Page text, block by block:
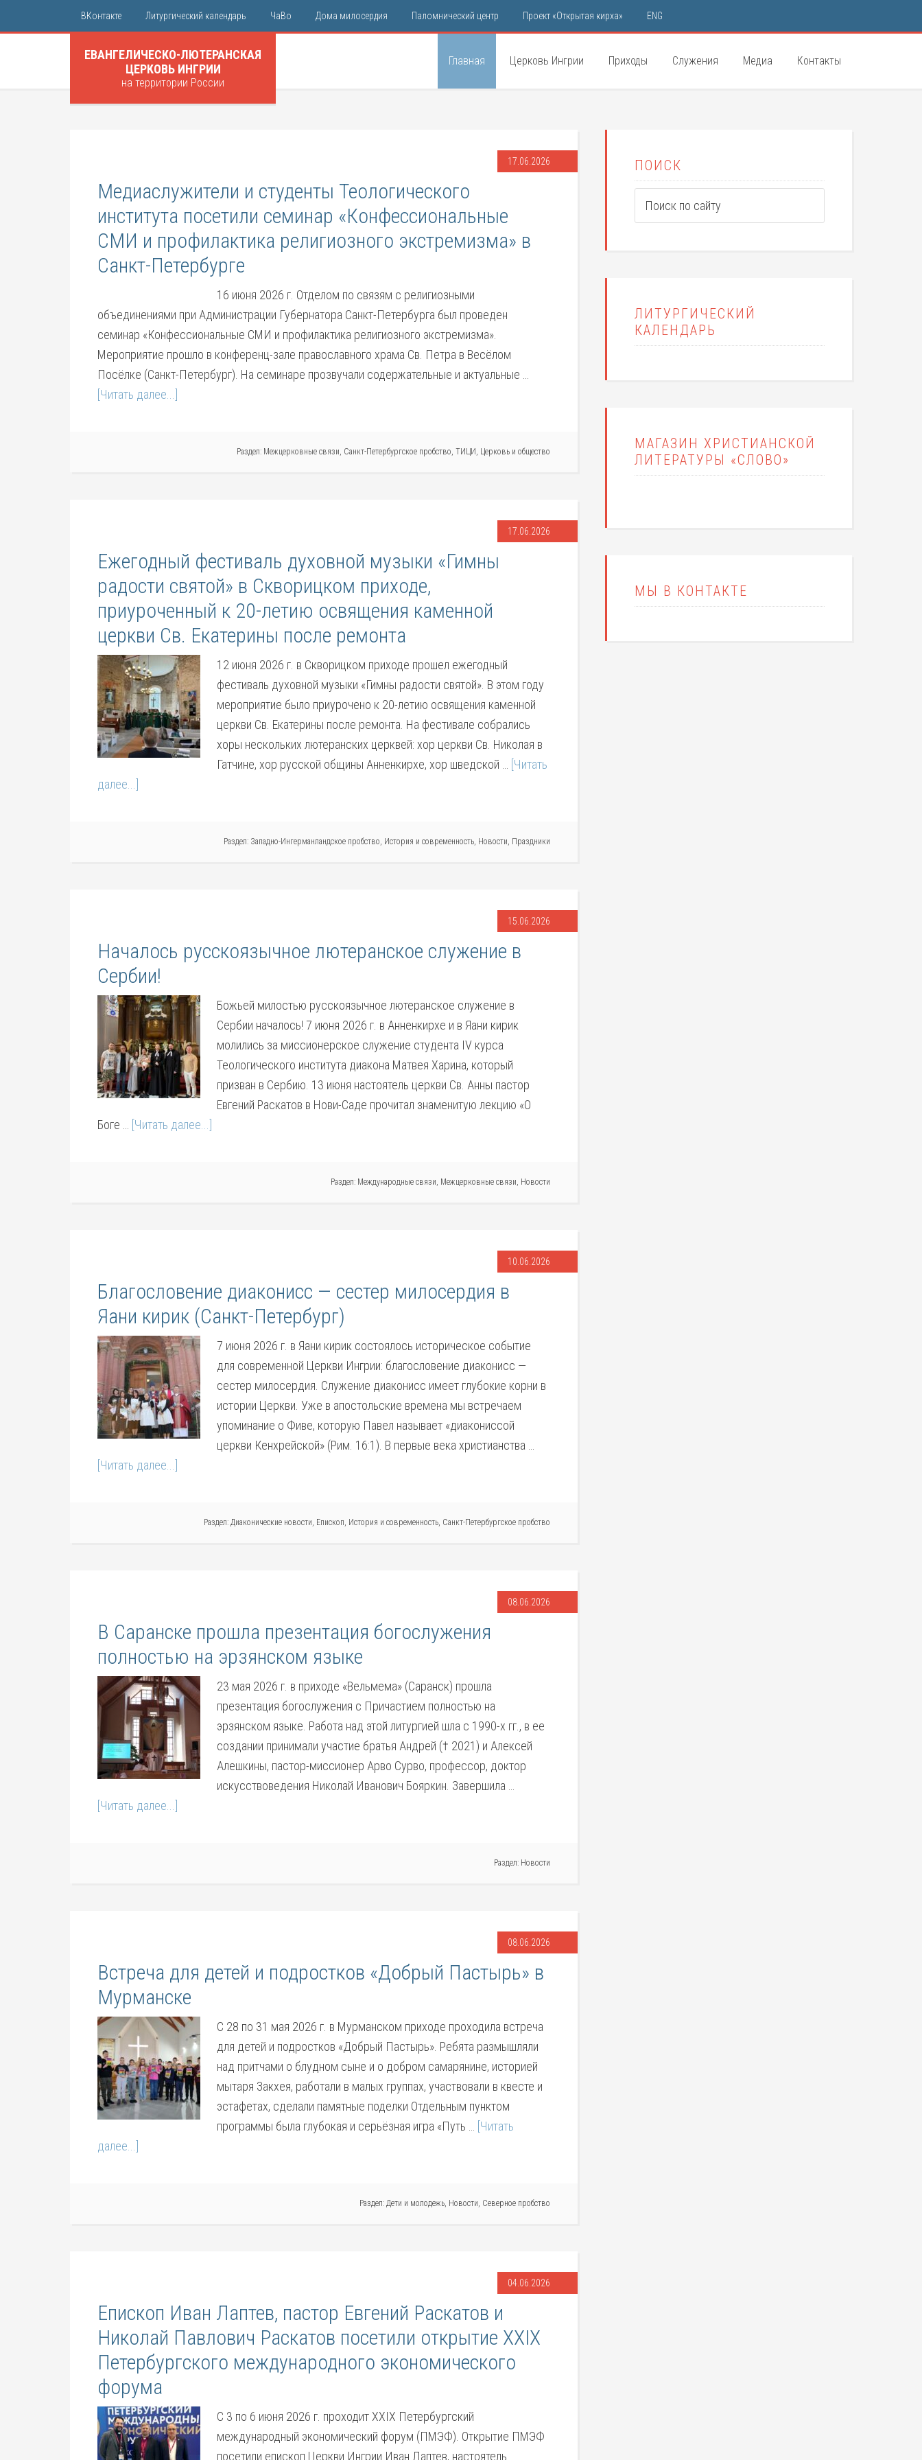
ВКонтакте Литургический календарь ЧаВо Дома милосердия Паломнический центр Проект «Открытая кирха» ENG
ЕВАНГЕЛИЧЕСКО-ЛЮТЕРАНСКАЯ
ЦЕРКОВЬ ИНГРИИ
на территории России
Главная Церковь Ингрии Приходы Служения Медиа Контакты
17.06.2026
Медиаслужители и студенты Теологического
института посетили семинар «Конфессиональные
СМИ и профилактика религиозного экстремизма» в
Санкт-Петербурге
16 июня 2026 г. Отделом по связям с религиозными
объединениями при Администрации Губернатора Санкт-Петербурга был проведен
семинар «Конфессиональные СМИ и профилактика религиозного экстремизма».
Мероприятие прошло в конференц-зале православного храма Св. Петра в Весёлом
Посёлке (Санкт-Петербург). На семинаре прозвучали содержательные и актуальные …
[Читать далее...]
Раздел: Межцерковные связи, Санкт-Петербургское пробство, ТИЦИ , Церковь и общество
17.06.2026
Ежегодный фестиваль духовной музыки «Гимны
радости святой» в Скворицком приходе,
приуроченный к 20-летию освящения каменной
церкви Св. Екатерины после ремонта
12 июня 2026 г. в Скворицком приходе прошел ежегодный
фестиваль духовной музыки «Гимны радости святой». В этом году
мероприятие было приурочено к 20-летию освящения каменной
церкви Св. Екатерины после ремонта. На фестивале собрались
хоры нескольких лютеранских церквей: хор церкви Св. Николая в
Гатчине, хор русской общины Анненкирхе, хор шведской …
[Читать
далее...]
Раздел: Западно-Ингерманландское пробство, История и современность, Новости, Праздники
15.06.2026
Началось русскоязычное лютеранское служение в
Сербии!
Божьей милостью русскоязычное лютеранское служение в
Сербии началось! 7 июня 2026 г. в Анненкирхе и в Яани кирик
молились за миссионерское служение студента IV курса
Теологического института диакона Матвея Харина, который
призван в Сербию. 13 июня настоятель церкви Св. Анны пастор
Евгений Раскатов в Нови-Саде прочитал знаменитую лекцию «О
Боге …
[Читать далее...]
Раздел: Международные связи, Межцерковные связи, Новости
10.06.2026
Благословение диаконисс — сестер милосердия в
Яани кирик (Санкт-Петербург)
7 июня 2026 г. в Яани кирик состоялось историческое событие
для современной Церкви Ингрии: благословение диаконисс —
сестер милосердия. Служение диаконисс имеет глубокие корни в
истории Церкви. Уже в апостольские времена мы встречаем
упоминание о Фиве, которую Павел называет «диакониссой
церкви Кенхрейской» (Рим. 16:1). В первые века христианства …
[Читать далее...]
Раздел: Диаконические новости, Епископ, История и современность, Санкт-Петербургское пробство
08.06.2026
В Саранске прошла презентация богослужения
полностью на эрзянском языке
23 мая 2026 г. в приходе «Вельмема» (Саранск) прошла
презентация богослужения с Причастием полностью на
эрзянском языке. Работа над этой литургией шла с 1990-х гг., в ее
создании принимали участие братья Андрей († 2021) и Алексей
Алешкины, пастор-миссионер Арво Сурво, профессор, доктор
искусствоведения Николай Иванович Бояркин. Завершила …
[Читать далее...]
Раздел: Новости
08.06.2026
Встреча для детей и подростков «Добрый Пастырь» в
Мурманске
С 28 по 31 мая 2026 г. в Мурманском приходе проходила встреча
для детей и подростков «Добрый Пастырь». Ребята размышляли
над притчами о блудном сыне и о добром самарянине, историей
мытаря Закхея, работали в малых группах, участвовали в квесте и
эстафетах, сделали памятные поделки Отдельным пунктом
программы была глубокая и серьёзная игра «Путь …
[Читать
далее...]
Раздел: Дети и молодежь, Новости, Северное пробство
04.06.2026
Епископ Иван Лаптев, пастор Евгений Раскатов и
Николай Павлович Раскатов посетили открытие XXIX
Петербургского международного экономического
форума
С 3 по 6 июня 2026 г. проходит XXIX Петербургский
международный экономический форум (ПМЭФ). Открытие ПМЭФ
посетили епископ Церкви Ингрии Иван Лаптев, настоятель
ПОИСК
ЛИТУРГИЧЕСКИЙ
КАЛЕНДАРЬ
МАГАЗИН ХРИСТИАНСКОЙ
ЛИТЕРАТУРЫ «СЛОВО»
МЫ В КОНТАКТЕ